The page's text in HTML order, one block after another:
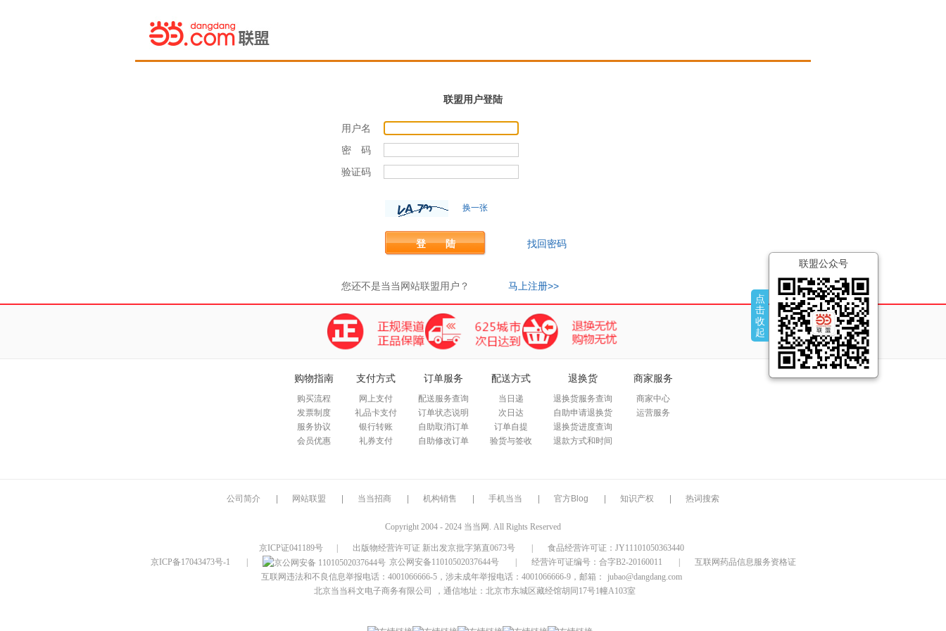
联盟用户登陆
用户名
密 码
验证码
换一张
登 陆 找回密码
您还不是当当网站联盟用户？ 马上注册>>
购物指南
购买流程
发票制度
服务协议
会员优惠
支付方式
网上支付
礼品卡支付
银行转账
礼券支付
订单服务
配送服务查询
订单状态说明
自助取消订单
自助修改订单
配送方式
当日递
次日达
订单自提
验货与签收
退换货
退换货服务查询
自助申请退换货
退换货进度查询
退款方式和时间
商家服务
商家中心
运营服务
公司简介 网站联盟 当当招商 机构销售 手机当当 官方Blog 知识产权 热词搜索
Copyright 2004 - 2024 当当网. All Rights Reserved
京ICP证041189号 出版物经营许可证 新出发京批字第直0673号
食品经营许可证：JY11101050363440
京ICP备17043473号-1
京公网安备11010502037644号 经营许可证编号：合字B2-20160011
互联网药品信息服务资格证
互联网违法和不良信息举报电话：4001066666-5，涉未成年举报电话：4001066666-9，邮箱：
jubao@dangdang.com
北京当当科文电子商务有限公司
，通信地址：北京市东城区藏经馆胡同17号1幢A103室
点
击
收
起
联盟公众号